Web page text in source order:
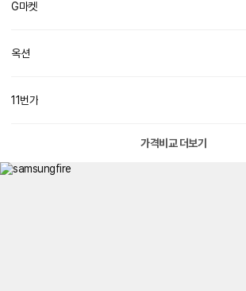
G마켓
옥션
11번가
가격비교 더보기